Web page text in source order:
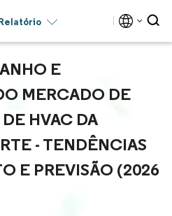
E
MERCADO DE
HVAC DA
- TENDÊNCIAS
E PREVISÃO (2026